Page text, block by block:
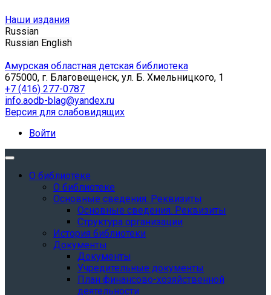
Наши издания
Russian
Russian English
Амурская областная детская библиотека
675000, г. Благовещенск, ул. Б. Хмельницкого, 1
+7 (416) 277-0787
info.aodb-blag@yandex.ru
Версия для слабовидящих
Войти
О библиотеке
О библиотеке
Основные сведения. Реквизиты
Основные сведения. Реквизиты
Структура организации
История библиотеки
Документы
Документы
Учредительные документы
План финансово-хозяйственной
деятельности